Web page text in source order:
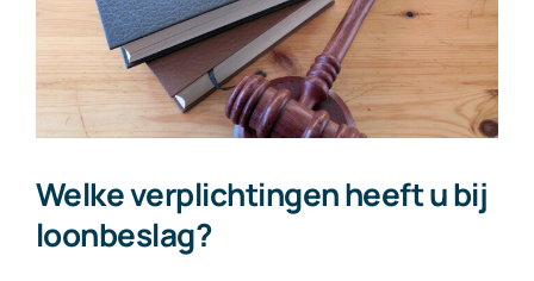
Contact
Welke verplichtingen heeft u bij
loonbeslag?